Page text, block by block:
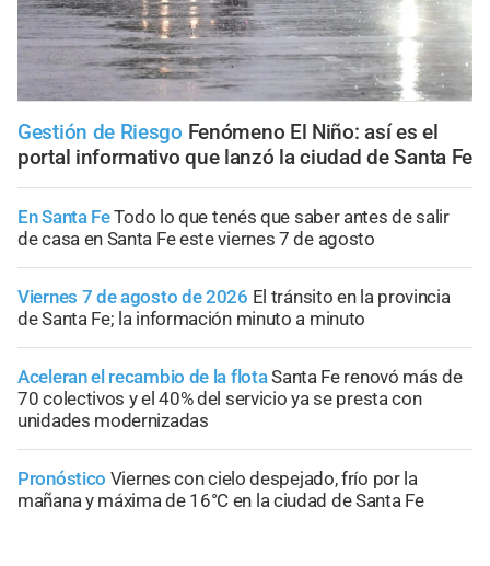
Gestión de Riesgo Fenómeno El Niño: así es el
portal informativo que lanzó la ciudad de Santa Fe
En Santa FeTodo lo que tenés que saber antes de salir
de casa en Santa Fe este viernes 7 de agosto
Viernes 7 de agosto de 2026 El tránsito en la provincia
de Santa Fe; la información minuto a minuto
Aceleran el recambio de la flotaSanta Fe renovó más de
70 colectivos y el 40% del servicio ya se presta con
unidades modernizadas
Pronóstico Viernes con cielo despejado, frío por la
mañana y máxima de 16°C en la ciudad de Santa Fe